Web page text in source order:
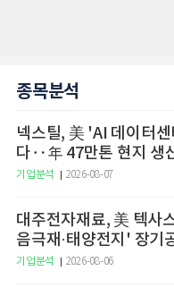
종목분석
넥스틸, 美 'AI 데이터
다‥年 47만톤 현지 생
기업분석 2026-08-07
대주전자재료, 美 텍사
음극재·태양전지' 장기
기업분석 2026-08-06